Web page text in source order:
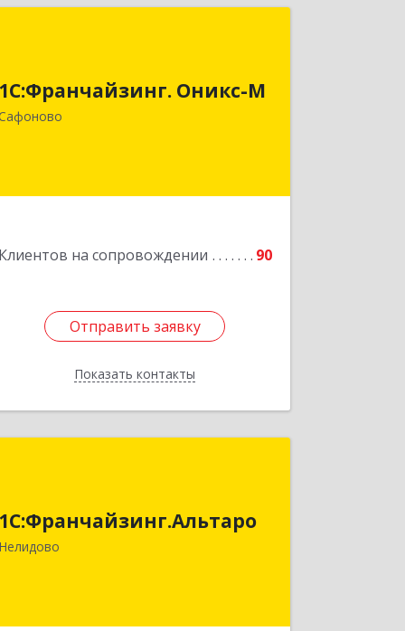
1С:Франчайзинг. Оникс-М
Клиентов на сопровождении 90
Отправить заявку
Показать контакты
215500, Смоленская обл, Сафоновский
р-н, Сафоново г, Революционная ул,
Отправить заявку
Назад
1С:Франчайзинг.Альтаро
Нелидово
172527, Тверская обл, Нелидово г,
Матросова ул, дом № 22, оф.1